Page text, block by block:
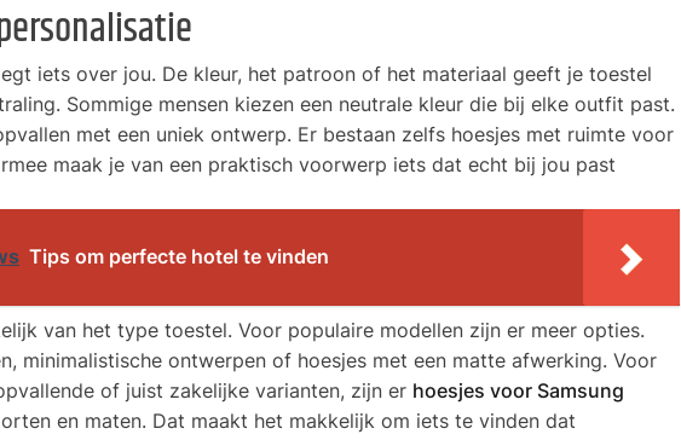
iets over jou. De kleur, het patroon of het materiaal geeft je toestel
Sommige mensen kiezen een neutrale kleur die bij elke outfit past.
met een uniek ontwerp. Er bestaan zelfs hoesjes met ruimte voor
maak je van een praktisch voorwerp iets dat echt bij jou past
Tips om perfecte hotel te vinden
van het type toestel. Voor populaire modellen zijn er meer opties.
minimalistische ontwerpen of hoesjes met een matte afwerking. Voor
of juist zakelijke varianten, zijn er hoesjes voor Samsung
en maten. Dat maakt het makkelijk om iets te vinden dat